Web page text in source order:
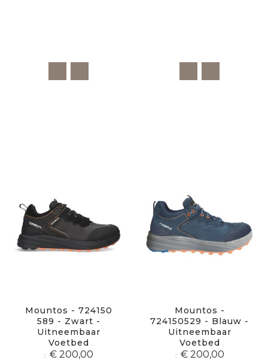
Mountos - 724150
589 - Zwart -
Uitneembaar
Voetbed
€ 200,00
Mountos -
724150529 - Blauw -
Uitneembaar
Voetbed
€ 200,00